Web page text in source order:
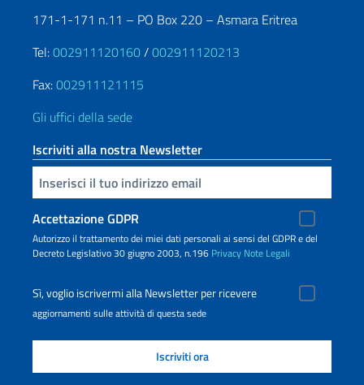
171-1-171 n.11 – PO Box 220 – Asmara Eritrea
Tel:002911120160/002911120213
Fax:002911121115
Gli uffici della sede
Iscriviti alla nostra Newsletter
Inserisci la tua email
Accettazione GDPR
Autorizzo il trattamento dei miei dati personali ai sensi del GDPR e del
Decreto Legislativo 30 giugno 2003, n.196 Privacy Note Legali
Sì, voglio iscrivermi alla Newsletter per ricevere
aggiornamenti sulle attività di questa sede